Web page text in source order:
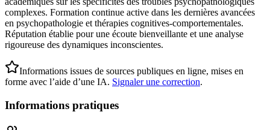
complexes. Formation continue active dans les dernières avancées
en psychopathologie et thérapies cognitives-comportementales.
Réputation établie pour une écoute bienveillante et une analyse
rigoureuse des dynamiques inconscientes.
Informations issues de sources publiques en ligne, mises en
forme avec l’aide d’une IA. Signaler une correction.
Informations pratiques